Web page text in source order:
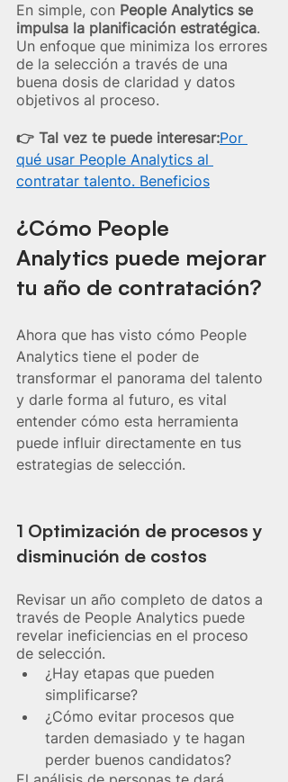
En simple, con People Analytics se
impulsa la planificación estratégica.
Un enfoque que minimiza los errores
de la selección a través de una
buena dosis de claridad y datos
objetivos al proceso.
👉 Tal vez te puede interesar:Por
qué usar People Analytics al
contratar talento. Beneficios
¿Cómo People
Analytics puede mejorar
tu año de contratación?
Ahora que has visto cómo People
Analytics tiene el poder de
transformar el panorama del talento
y darle forma al futuro, es vital
entender cómo esta herramienta
puede influir directamente en tus
estrategias de selección.
1 Optimización de procesos y
disminución de costos
Revisar un año completo de datos a
través de People Analytics puede
revelar ineficiencias en el proceso
de selección.
¿Hay etapas que pueden
simplificarse?
¿Cómo evitar procesos que
tarden demasiado y te hagan
perder buenos candidatos?